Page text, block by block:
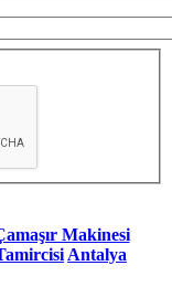
Makinesi
Antalya